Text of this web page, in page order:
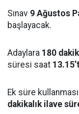
Sınav 9 Ağustos
başlayacak.
Adaylara 180
süresi saat
Ek süre
dakikalık ilave